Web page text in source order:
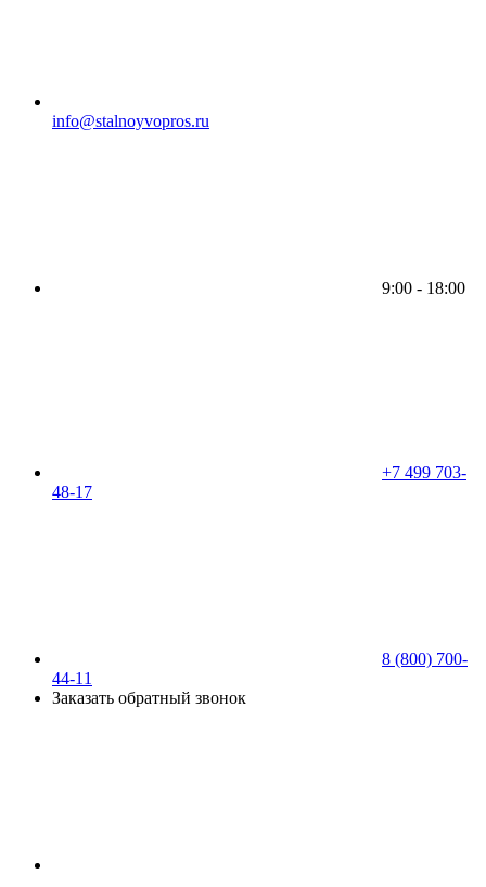
info@stalnoyvopros.ru
9:00 - 18:00
+7 499 703-
48-17
8 (800) 700-
44-11
Заказать обратный звонок